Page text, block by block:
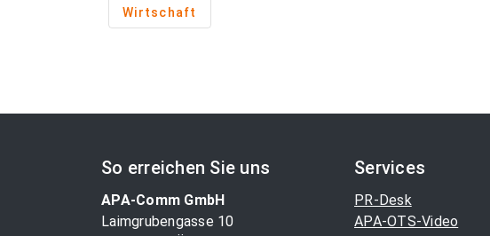
Wirtschaft
So erreichen Sie uns
APA-Comm GmbH
Laimgrubengasse 10
Services
PR-Desk
APA-OTS-Video